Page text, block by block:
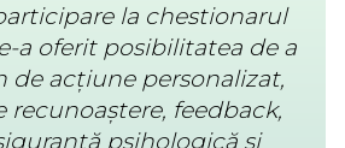
la chestionarul
a oferit posibilitatea de a
de acțiune personalizat,
recunoaștere, feedback,
psihologică și